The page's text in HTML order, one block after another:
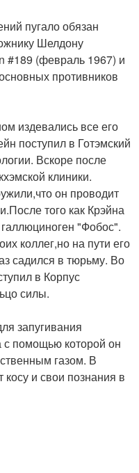
пугало обязан
Шелдону
#189 (февраль 1967) и
противников
издевались все его
поступил в Готэмский
Вскоре после
клиники.
он проводит
того как Крэйна
"Фобос".
коллег,но на пути его
садился в тюрьму. Во
в Корпус
силы.
запугивания
с помощью которой он
газом. В
и свои познания в